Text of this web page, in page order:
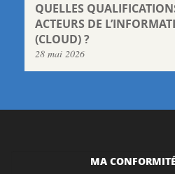
QUELLES
ACTEURS DE
(CLOUD) ?
28 mai 2026
MA